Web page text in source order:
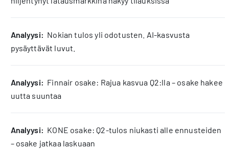
analyysi: Nokian tulos yli odotusten. AI-kasvusta
pysäyttävät luvut.
analyysi: Finnair osake: Rajua kasvua Q2:lla – osake hakee
uutta suuntaa
analyysi: KONE osake: Q2-tulos niukasti alle ennusteiden
– osake jatkaa laskuaan